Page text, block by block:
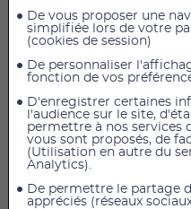
18,50 € TTC
15,42 € HT
AJOUTER
Maddie, la paire de
Tavi Noir épouse
chevilles et couvre vos
De vous proposer une
simplifiée lors de votre
(cookies de session)
De personnaliser
fonction de vos
D'enregistrer certaines
l'audience sur le site,
permettre à nos services
vous sont proposés, de
(Utilisation en autre du
Analytics).
De permettre le partage
appréciés (réseaux